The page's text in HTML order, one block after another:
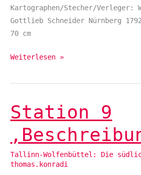
Kartographen/Stecher/Verleger:
Gottlieb Schneider Nürnberg
70 cm
Weiterlesen »
Station 9
Tallinn-Wolfenbüttel: Die
thomas.konradi
Station
9
,Beschreibung